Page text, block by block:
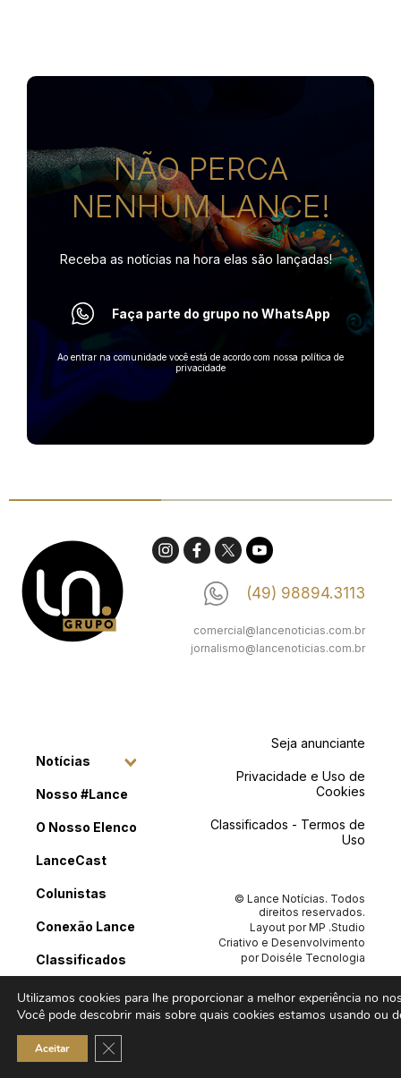
NÃO PERCA
NENHUM LANCE!
Receba as notícias na hora elas são lançadas!
Faça parte do grupo no WhatsApp
Ao entrar na comunidade você está de acordo com nossa política de
privacidade
(49) 98894.3113
comercial@lancenoticias.com.br
jornalismo@lancenoticias.com.br
Notícias
Nosso #Lance
O Nosso Elenco
LanceCast
Colunistas
Conexão Lance
Classificados
Contato
Seja anunciante
Privacidade e Uso de
Cookies
Classificados - Termos de
Uso
© Lance Notícias. Todos
direitos reservados.
Layout porMP .Studio
Criativo e Desenvolvimento
porDoiséle Tecnologia
Utilizamos cookies para lhe proporcionar a melhor experiência no
Você pode descobrir mais sobre quais cookies estamos usando ou
Aceitar Close GDPR Cookie Banner